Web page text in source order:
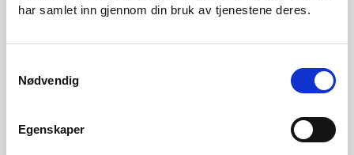
har samlet inn gjennom din bruk av tjenestene deres.
Nødvendig
Egenskaper
konsesjon for et fjernvarmeanlegg i Vefsn kommune,
1 MB